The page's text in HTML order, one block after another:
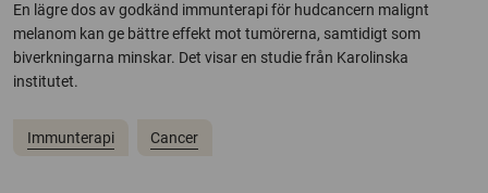
En lägre dos av godkänd immunterapi för hudcancern malignt
melanom kan ge bättre effekt mot tumörerna, samtidigt som
biverkningarna minskar. Det visar en studie från Karolinska
institutet.
Immunterapi Cancer